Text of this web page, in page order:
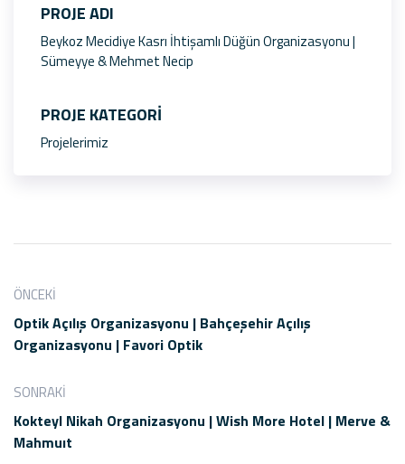
PROJE ADI
Beykoz Mecidiye Kasrı İhtişamlı Düğün Organizasyonu |
Sümeyye & Mehmet Necip
PROJE KATEGORI
Projelerimiz
ÖNCEKI
Optik Açılış Organizasyonu | Bahçeşehir Açılış
Organizasyonu | Favori Optik
SONRAKI
Kokteyl Nikah Organizasyonu | Wish More Hotel | Merve &
Mahmuıt